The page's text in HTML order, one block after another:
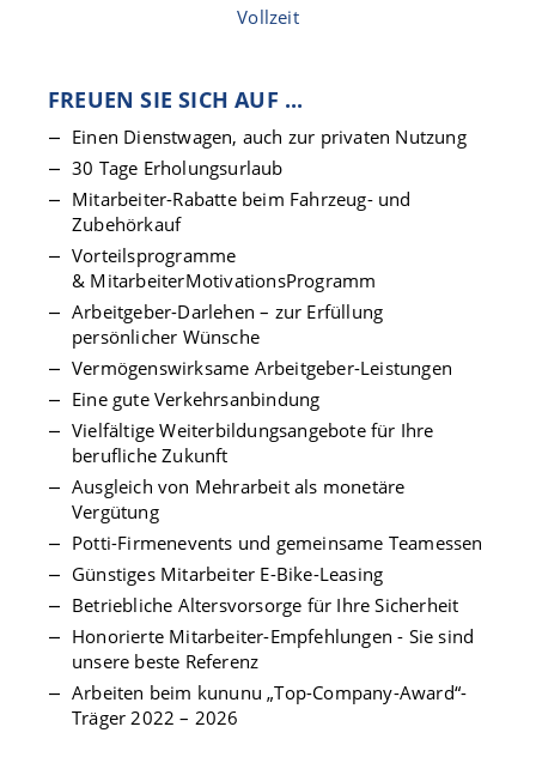
Vollzeit
FREUEN SIE SICH AUF ...
Einen Dienstwagen, auch zur privaten Nutzung
30 Tage Erholungsurlaub
Mitarbeiter-Rabatte beim Fahrzeug- und
Zubehörkauf
Vorteilsprogramme
& MitarbeiterMotivationsProgramm
Arbeitgeber-Darlehen – zur Erfüllung
persönlicher Wünsche
Vermögenswirksame Arbeitgeber-Leistungen
Eine gute Verkehrsanbindung
Vielfältige Weiterbildungsangebote für Ihre
berufliche Zukunft
Ausgleich von Mehrarbeit als monetäre
Vergütung
Potti-Firmenevents und gemeinsame Teamessen
Günstiges Mitarbeiter E-Bike-Leasing
Betriebliche Altersvorsorge für Ihre Sicherheit
Honorierte Mitarbeiter-Empfehlungen - Sie sind
unsere beste Referenz
Arbeiten beim kununu „Top-Company-Award“-
Träger 2022 – 2026